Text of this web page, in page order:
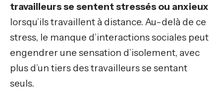
travailleurs se sentent stressés ou anxieux
lorsqu’ils travaillent à distance. Au-delà de ce
stress, le manque d’interactions sociales peut
engendrer une sensation d’isolement, avec
plus d’un tiers des travailleurs se sentant
seuls.